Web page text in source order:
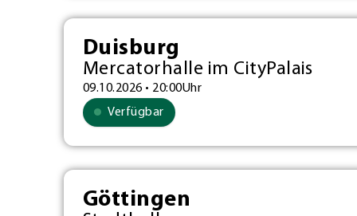
Duisburg
Mercatorhalle im CityPalais
09.10.2026 • 20:00Uhr
Verfügbar
Göttingen